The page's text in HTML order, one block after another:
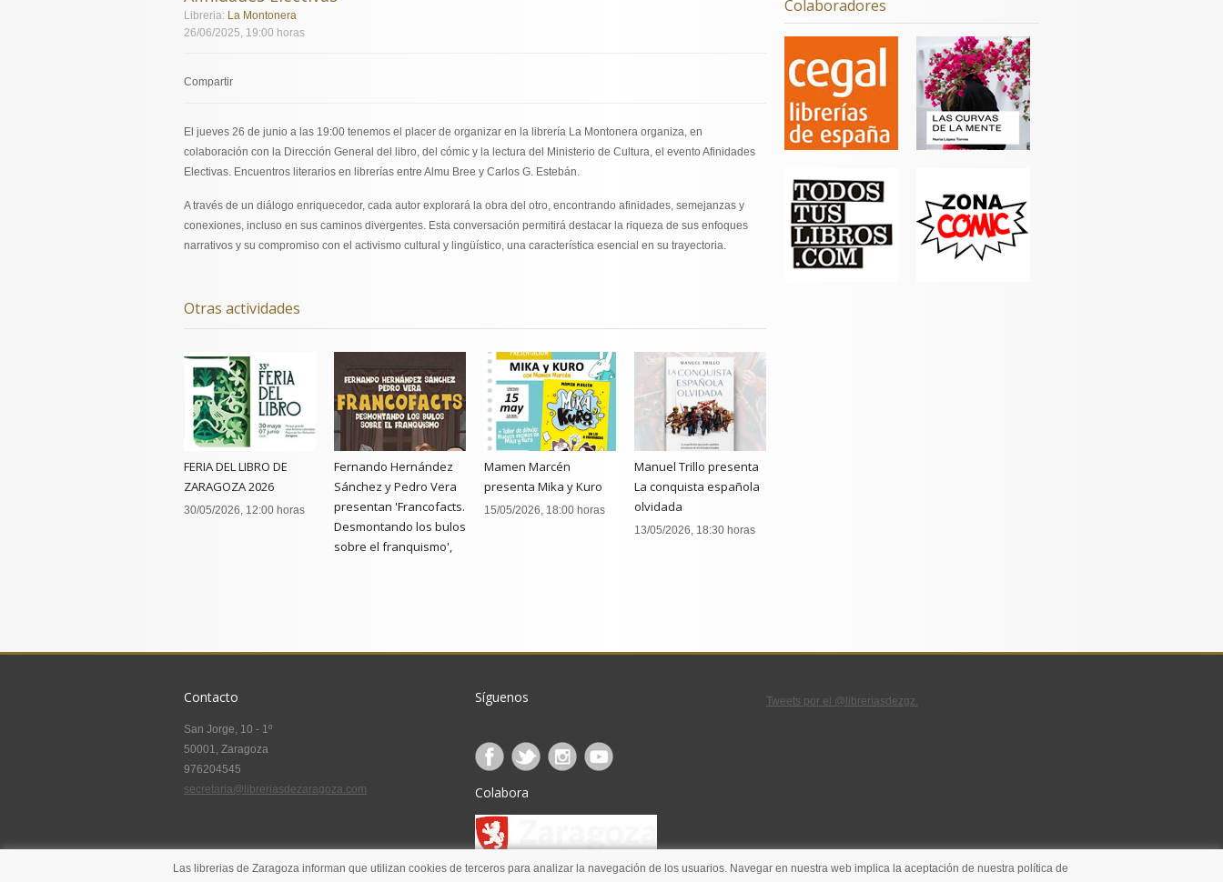
Las librerias de Zaragoza informan que utilizan cookies de terceros para analizar la navegación de los usuarios. Navegar en nuestra web implica la aceptación de nuestra política de
Libreria: La Montonera
26/06/2025, 19:00 horas
Compartir
El jueves 26 de junio a las 19:00 tenemos el placer de organizar en la librería La Montonera organiza, en
colaboración con la Dirección General del libro, del cómic y la lectura del Ministerio de Cultura, el evento Afinidades
Electivas. Encuentros literarios en librerías entre Almu Bree y Carlos G. Estebán.
A través de un diálogo enriquecedor, cada autor explorará la obra del otro, encontrando afinidades, semejanzas y
conexiones, incluso en sus caminos divergentes. Esta conversación permitirá destacar la riqueza de sus enfoques
narrativos y su compromiso con el activismo cultural y lingüístico, una característica esencial en su trayectoria.
Otras actividades
FERIA DEL LIBRO DE
ZARAGOZA 2026
30/05/2026, 12:00 horas
Fernando Hernández
Sánchez y Pedro Vera
presentan 'Francofacts.
Desmontando los bulos
sobre el franquismo',
Mamen Marcén
presenta Mika y Kuro
15/05/2026, 18:00 horas
Manuel Trillo presenta
La conquista española
olvidada
13/05/2026, 18:30 horas
Colaboradores
Contacto
San Jorge, 10 - 1º
50001, Zaragoza
976204545
secretaria@libreriasdezaragoza.com
Síguenos
Colabora
Tweets por el @libreriasdezgz.